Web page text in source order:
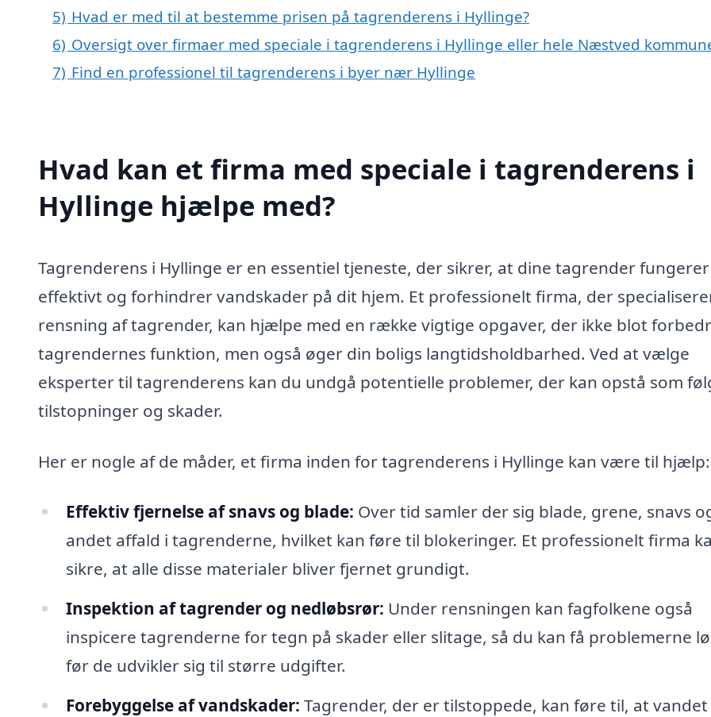
5) Hvad er med til at bestemme prisen på tagrenderens i Hyllinge?
6) Oversigt over firmaer med speciale i tagrenderens i Hyllinge eller hele Næstved
7) Find en professionel til tagrenderens i byer nær Hyllinge
Hvad kan et firma med speciale i tagrenderens i
Hyllinge hjælpe med?
Tagrenderens i Hyllinge er en essentiel tjeneste, der sikrer, at dine tagrender fungerer
effektivt og forhindrer vandskader på dit hjem. Et professionelt firma, der
rensning af tagrender, kan hjælpe med en række vigtige opgaver, der ikke blot
tagrendernes funktion, men også øger din boligs langtidsholdbarhed. Ved at vælge
eksperter til tagrenderens kan du undgå potentielle problemer, der kan opstå som
tilstopninger og skader.
Her er nogle af de måder, et firma inden for tagrenderens i Hyllinge kan være til hjælp:
Effektiv fjernelse af snavs og blade: Over tid samler der sig blade, grene, snavs
andet affald i tagrenderne, hvilket kan føre til blokeringer. Et professionelt firma
sikre, at alle disse materialer bliver fjernet grundigt.
Inspektion af tagrender og nedløbsrør: Under rensningen kan fagfolkene også
inspicere tagrenderne for tegn på skader eller slitage, så du kan få problemerne
før de udvikler sig til større udgifter.
Forebyggelse af vandskader: Tagrender, der er tilstoppede, kan føre til, at vandet